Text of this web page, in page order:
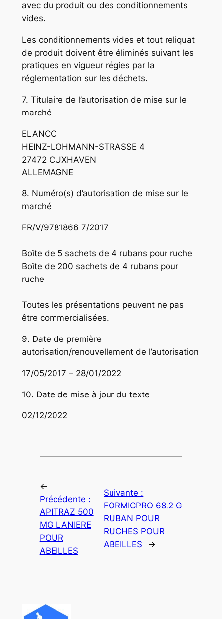
avec du produit ou des conditionnements
vides.
Les conditionnements vides et tout reliquat
de produit doivent être éliminés suivant les
pratiques en vigueur régies par la
réglementation sur les déchets.
7. Titulaire de l’autorisation de mise sur le
marché
ELANCO
HEINZ-LOHMANN-STRASSE 4
27472 CUXHAVEN
ALLEMAGNE
8. Numéro(s) d’autorisation de mise sur le
marché
FR/V/9781866 7/2017
Boîte de 5 sachets de 4 rubans pour ruche
Boîte de 200 sachets de 4 rubans pour
ruche
Toutes les présentations peuvent ne pas
être commercialisées.
9. Date de première
autorisation/renouvellement de l’autorisation
17/05/2017 – 28/01/2022
10. Date de mise à jour du texte
02/12/2022
←
Précédente :
APITRAZ 500
MG LANIERE
POUR
ABEILLES
Suivante :
FORMICPRO 68,2 G
RUBAN POUR
RUCHES POUR
ABEILLES
→